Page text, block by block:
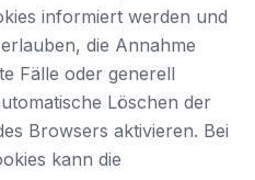
informiert werden und
die Annahme
Fälle oder generell
Löschen der
Browsers aktivieren. Bei
kann die